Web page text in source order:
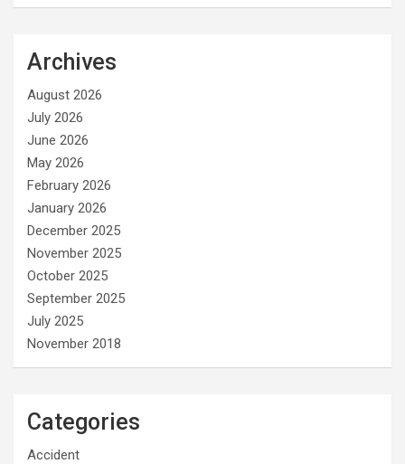
Archives
August 2026
July 2026
June 2026
May 2026
February 2026
January 2026
December 2025
November 2025
October 2025
September 2025
July 2025
November 2018
Categories
Accident